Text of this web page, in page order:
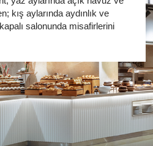
kış aylarında aydınlık ve
salonunda misafirlerini